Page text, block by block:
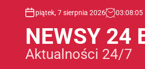
piątek, 7 sierpnia 2026 03:08:06
NEWSY 24
Aktualności 24/7